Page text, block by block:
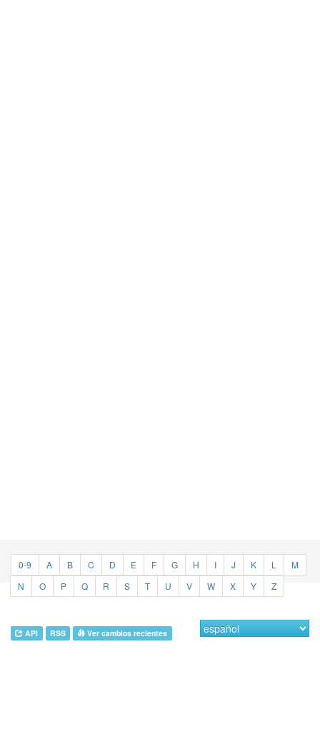
0-9 A B C D E F G H I J K L
M
N
O P Q R S T U V W X Y Z
API RSS Ver cambios recientes